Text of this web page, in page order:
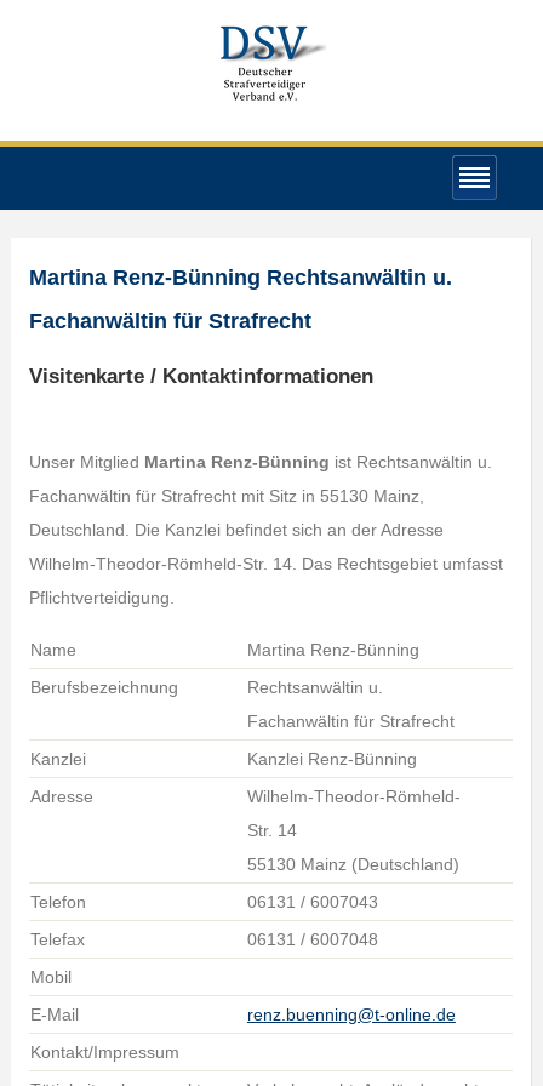
Martina Renz-Bünning Rechtsanwältin u.
Fachanwältin für Strafrecht
Visitenkarte / Kontaktinformationen
Unser Mitglied Martina Renz-Bünning ist Rechtsanwältin u.
Fachanwältin für Strafrecht mit Sitz in 55130 Mainz,
Deutschland. Die Kanzlei befindet sich an der Adresse
Wilhelm-Theodor-Römheld-Str. 14. Das Rechtsgebiet umfasst
Pflichtverteidigung.
Name
Martina Renz-Bünning
Berufsbezeichnung
Rechtsanwältin u.
Fachanwältin für Strafrecht
Kanzlei
Kanzlei Renz-Bünning
Adresse
Wilhelm-Theodor-Römheld-
Str. 14
55130 Mainz (Deutschland)
Telefon
06131 / 6007043
Telefax
06131 / 6007048
Mobil
E-Mail
renz.buenning@t-online.de
Kontakt/Impressum